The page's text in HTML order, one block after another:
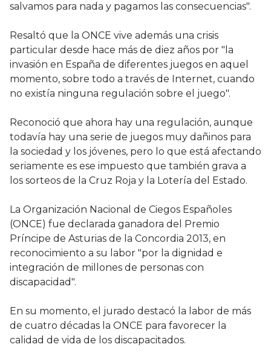
salvamos para nada y pagamos las consecuencias".
Resaltó que la ONCE vive además una crisis
particular desde hace más de diez años por "la
invasión en España de diferentes juegos en aquel
momento, sobre todo a través de Internet, cuando
no existía ninguna regulación sobre el juego".
Reconoció que ahora hay una regulación, aunque
todavía hay una serie de juegos muy dañinos para
la sociedad y los jóvenes, pero lo que está afectando
seriamente es ese impuesto que también grava a
los sorteos de la Cruz Roja y la Lotería del Estado.
La Organización Nacional de Ciegos Españoles
(ONCE) fue declarada ganadora del Premio
Príncipe de Asturias de la Concordia 2013, en
reconocimiento a su labor "por la dignidad e
integración de millones de personas con
discapacidad".
En su momento, el jurado destacó la labor de más
de cuatro décadas la ONCE para favorecer la
calidad de vida de los discapacitados.